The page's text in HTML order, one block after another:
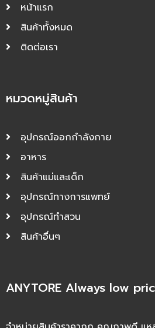
หน้าแรก
สินค้าทั้งหมด
ติดต่อเรา
หมวดหมู่สินค้า
อุปกรณ์ออกกำลังกาย
อาหาร
สินค้าแม่และเด็ก
อุปกรณ์ทางการแพทย์
อุปกรณ์ทำสวน
สินค้าอื่นๆ
ANYTORE Always low